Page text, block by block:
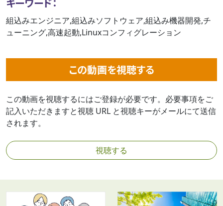
キーワード：
組込みエンジニア,組込みソフトウェア,組込み機器開発,チ
ューニング,高速起動,Linuxコンフィグレーション
この動画を視聴する
この動画を視聴するにはご登録が必要です。必要事項をご
記入いただきますと視聴 URL と視聴キーがメールにて送信
されます。
視聴する